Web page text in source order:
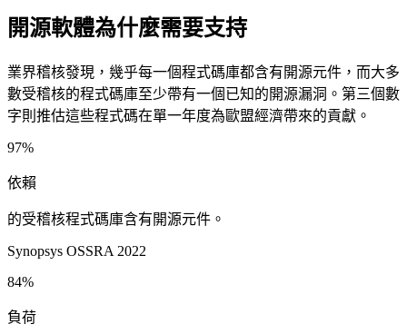
開源軟體為什麼需要支持
業界稽核發現，幾乎每一個程式碼庫都含有開源元件，而大多
數受稽核的程式碼庫至少帶有一個已知的開源漏洞。第三個數
字則推估這些程式碼在單一年度為歐盟經濟帶來的貢獻。
97%
依賴
的受稽核程式碼庫含有開源元件。
Synopsys OSSRA 2022
84%
負荷